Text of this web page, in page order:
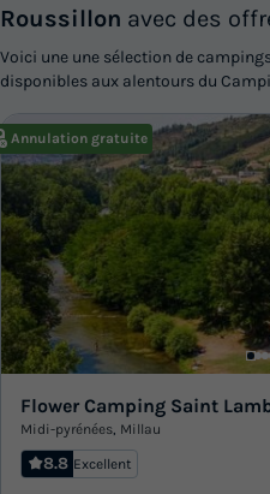
Roussillon avec des
Voici une une sélection de
disponibles aux alentours du
Annulation gratuite
Flower Camping Saint
Midi-pyrénées, Millau
8.8 Excellent